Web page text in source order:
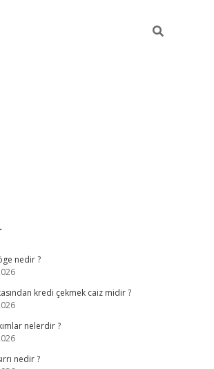
nedir ?
kredi çekmek caiz midir ?
nelerdir ?
nedir ?